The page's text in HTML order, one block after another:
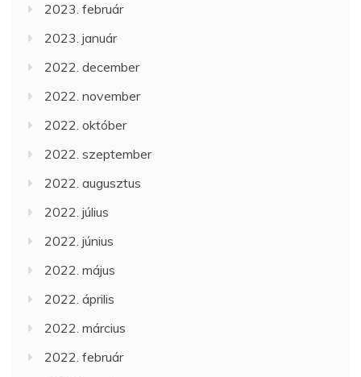
2023. február
2023. január
2022. december
2022. november
2022. október
2022. szeptember
2022. augusztus
2022. július
2022. június
2022. május
2022. április
2022. március
2022. február